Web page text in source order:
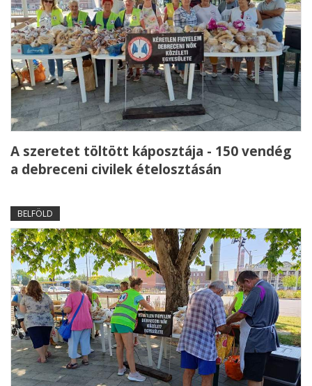
A szeretet töltött káposztája - 150 vendég
a debreceni civilek ételosztásán
BELFÖLD